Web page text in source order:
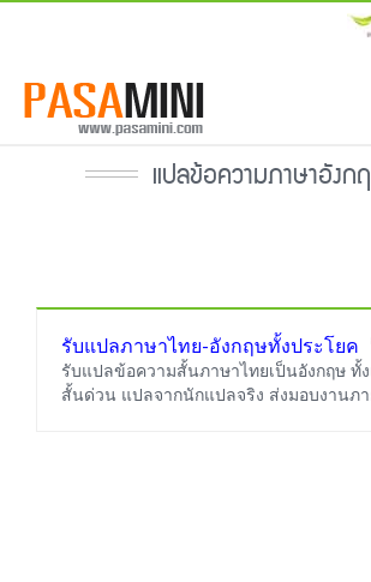
แปลข้อความภาษาอังก
รับแปลภาษาไทย-อังกฤษทั้งประโยค
รับแปลข้อความสั้นภาษาไทยเป็นอังกฤษ ทั้
สั้นด่วน แปลจากนักแปลจริง ส่งมอบงานภ